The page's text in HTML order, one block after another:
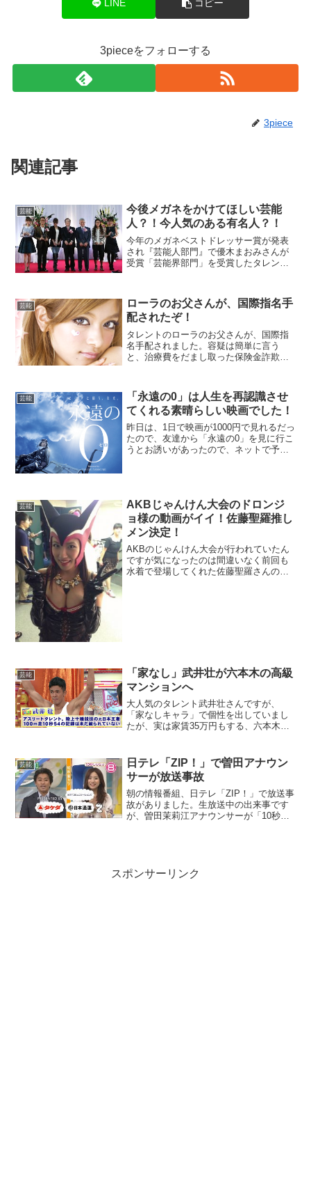
LINE コピー
3pieceをフォローする
3piece
関連記事
芸能
今後メガネをかけてほしい芸能
人？！今人気のある有名人？！
今年のメガネベストドレッサー賞が発表
され『芸能人部門』で優木まおみさんが
受賞「芸能界部門」を受賞したタレント
き。「いつか頂けたらなと思っていたの
でうれしいです」と喜ん...
芸能
ローラのお父さんが、国際指名手
配されたぞ！
タレントのローラのお父さんが、国際指
名手配されました。容疑は簡単に言う
と、治療費をだまし取った保険金詐欺で
養費制度を悪用して不正受給する方法を
指南した容疑で指名手配され...
芸能
「永遠の0」は人生を再認識させ
てくれる素晴らしい映画でした！
昨日は、1日で映画が1000円で見れるだっ
たので、友達から「永遠の0」を見に行こ
うとお誘いがあったので、ネットで予約
芸能
AKBじゃんけん大会のドロンジ
ョ様の動画がイイ！佐藤聖羅推し
メン決定！
AKBのじゃんけん大会が行われていたん
ですが気になったのは間違いなく前回も
水着で登場してくれた佐藤聖羅さんのコ
芸能
「家なし」武井壮が六本木の高級
マンションへ
大人気のタレント武井壮さんですが、
「家なしキャラ」で個性を出していまし
たが、実は家賃35万円もする、六本木の
白キャラで大ブレークしている、タレン
トの武井壮さんですが、今...
芸能
日テレ「ZIP！」で曽田アナウン
サーが放送事故
朝の情報番組、日テレ「ZIP！」で放送事
故がありました。生放送中の出来事です
が、曽田茉莉江アナウンサーが「10秒し
スポンサーリンク